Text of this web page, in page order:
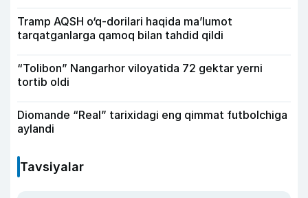
Tramp AQSH o‘q-dorilari haqida ma’lumot
tarqatganlarga qamoq bilan tahdid qildi
“Tolibon” Nangarhor viloyatida 72 gektar yerni
tortib oldi
Diomande “Real” tarixidagi eng qimmat futbolchiga
aylandi
Tavsiyalar